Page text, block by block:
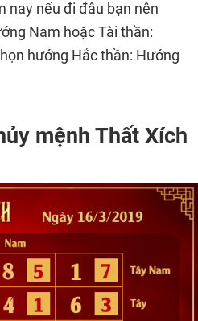
nay nếu đi đâu bạn nên
Nam hoặc Tài thần:
hướng Hắc thần: Hướng
mệnh Thất Xích